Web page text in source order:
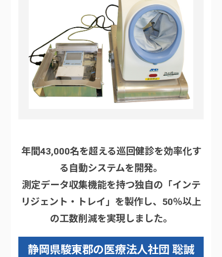
年間43,000名を超える巡回健診を効率化す
る自動システムを開発。
測定データ収集機能を持つ独自の「インテ
リジェント・トレイ」を製作し、50％以上
の工数削減を実現しました。
静岡県駿東郡の医療法人社団 聡誠